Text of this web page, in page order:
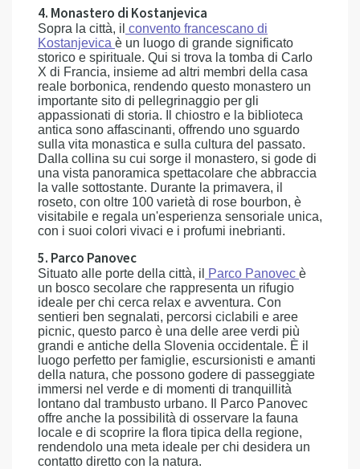
4. Monastero di Kostanjevica
Sopra la città, il convento francescano di
Kostanjevica è un luogo di grande significato
storico e spirituale. Qui si trova la tomba di Carlo
X di Francia, insieme ad altri membri della casa
reale borbonica, rendendo questo monastero un
importante sito di pellegrinaggio per gli
appassionati di storia. Il chiostro e la biblioteca
antica sono affascinanti, offrendo uno sguardo
sulla vita monastica e sulla cultura del passato.
Dalla collina su cui sorge il monastero, si gode di
una vista panoramica spettacolare che abbraccia
la valle sottostante. Durante la primavera, il
roseto, con oltre 100 varietà di rose bourbon, è
visitabile e regala un'esperienza sensoriale unica,
con i suoi colori vivaci e i profumi inebrianti.
5. Parco Panovec
Situato alle porte della città, il Parco Panovec è
un bosco secolare che rappresenta un rifugio
ideale per chi cerca relax e avventura. Con
sentieri ben segnalati, percorsi ciclabili e aree
picnic, questo parco è una delle aree verdi più
grandi e antiche della Slovenia occidentale. È il
luogo perfetto per famiglie, escursionisti e amanti
della natura, che possono godere di passeggiate
immersi nel verde e di momenti di tranquillità
lontano dal trambusto urbano. Il Parco Panovec
offre anche la possibilità di osservare la fauna
locale e di scoprire la flora tipica della regione,
rendendolo una meta ideale per chi desidera un
contatto diretto con la natura.